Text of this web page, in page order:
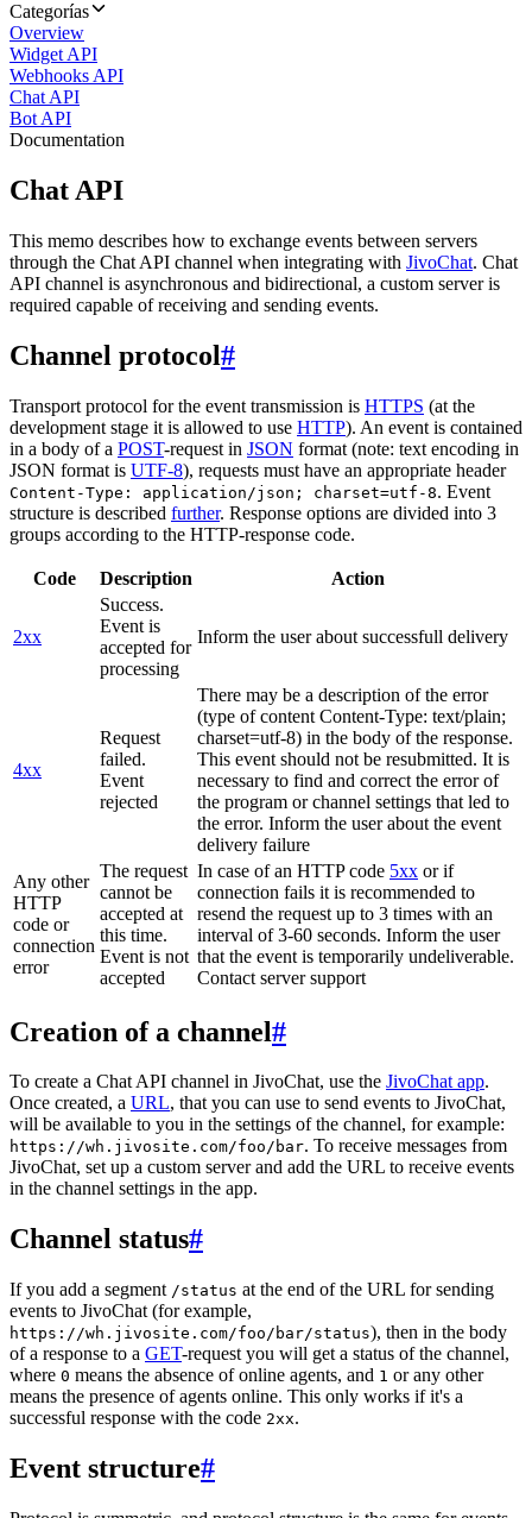
Categorías
Overview
Widget API
Webhooks API
Chat API
Bot API
Documentation
Chat API
This memo describes how to exchange events between servers
through the Chat API channel when integrating with JivoChat. Chat
API channel is asynchronous and bidirectional, a custom server is
required capable of receiving and sending events.
Channel protocol#
Transport protocol for the event transmission is HTTPS (at the
development stage it is allowed to use HTTP). An event is contained
in a body of a POST-request in JSON format (note: text encoding in
JSON format is UTF-8), requests must have an appropriate header
Content-Type: application/json; charset=utf-8. Event
structure is described further. Response options are divided into 3
groups according to the HTTP-response code.
Code Description Action
2xx
Success.
Event is
accepted for
processing
Inform the user about successfull delivery
4xx
Request
failed.
Event
rejected
There may be a description of the error
(type of content Content-Type: text/plain;
charset=utf-8) in the body of the response.
This event should not be resubmitted. It is
necessary to find and correct the error of
the program or channel settings that led to
the error. Inform the user about the event
delivery failure
Any other
HTTP
code or
connection
error
The request
cannot be
accepted at
this time.
Event is not
accepted
In case of an HTTP code 5xx or if
connection fails it is recommended to
resend the request up to 3 times with an
interval of 3-60 seconds. Inform the user
that the event is temporarily undeliverable.
Contact server support
Creation of a channel#
To create a Chat API channel in JivoChat, use the JivoChat app.
Once created, a URL, that you can use to send events to JivoChat,
will be available to you in the settings of the channel, for example:
https://wh.jivosite.com/foo/bar. To receive messages from
JivoChat, set up a custom server and add the URL to receive events
in the channel settings in the app.
Channel status#
If you add a segment /status at the end of the URL for sending
events to JivoChat (for example,
https://wh.jivosite.com/foo/bar/status), then in the body
of a response to a GET-request you will get a status of the channel,
where 0 means the absence of online agents, and 1 or any other
means the presence of agents online. This only works if it's a
successful response with the code 2xx.
Event structure#